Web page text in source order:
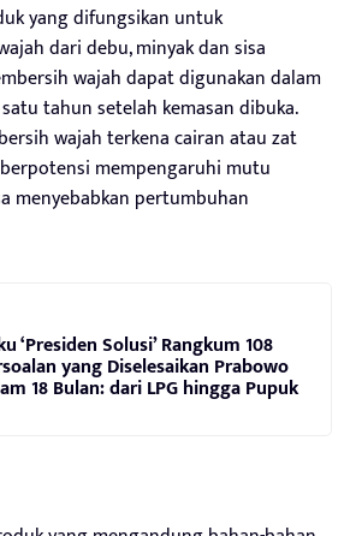
yang difungsikan untuk
dari debu, minyak dan sisa
wajah dapat digunakan dalam
tahun setelah kemasan dibuka.
wajah terkena cairan atau zat
mempengaruhi mutu
menyebabkan pertumbuhan
‘Presiden Solusi’ Rangkum 108
yang Diselesaikan Prabowo
18 Bulan: dari LPG hingga Pupuk